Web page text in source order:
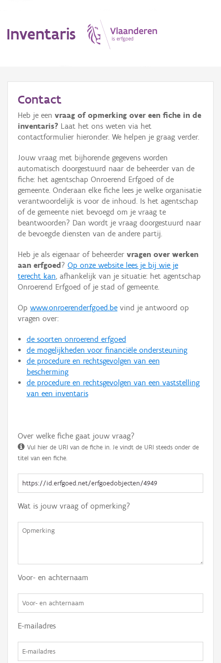
Inventaris
Erfgoedobject
Aanduidingsobject
Waarneming
Thema
Gebeurtenis
Persoon of collectief
Hergebruik
Aanmelden
Contact
Heb je een vraag of opmerking over een fiche in de
inventaris? Laat het ons weten via het
contactformulier hieronder. We helpen je graag verder.
Jouw vraag met bijhorende gegevens worden
automatisch doorgestuurd naar de beheerder van de
fiche: het agentschap Onroerend Erfgoed of de
gemeente. Onderaan elke fiche lees je welke organisatie
verantwoordelijk is voor de inhoud. Is het agentschap
of de gemeente niet bevoegd om je vraag te
beantwoorden? Dan wordt je vraag doorgestuurd naar
de bevoegde diensten van de andere partij.
Heb je als eigenaar of beheerder vragen over werken
aan erfgoed ? Op onze website lees je bij wie je
terecht kan, afhankelijk van je situatie: het agentschap
Onroerend Erfgoed of je stad of gemeente.
Op www.onroerenderfgoed.be vind je antwoord op
vragen over:
de soorten onroerend erfgoed
de mogelijkheden voor financiële ondersteuning
de procedure en rechtsgevolgen van een
bescherming
de procedure en rechtsgevolgen van een vaststelling
van een inventaris
Over welke fiche gaat jouw vraag?
Vul hier de URI van de fiche in. Je vindt de URI steeds onder de
titel van een fiche.
Wat is jouw vraag of opmerking?
Voor- en achternaam
E-mailadres